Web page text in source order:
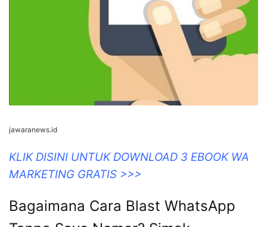
jawaranews.id
KLIK DISINI UNTUK DOWNLOAD 3 EBOOK WA
MARKETING GRATIS >>>
Bagaimana Cara Blast WhatsApp